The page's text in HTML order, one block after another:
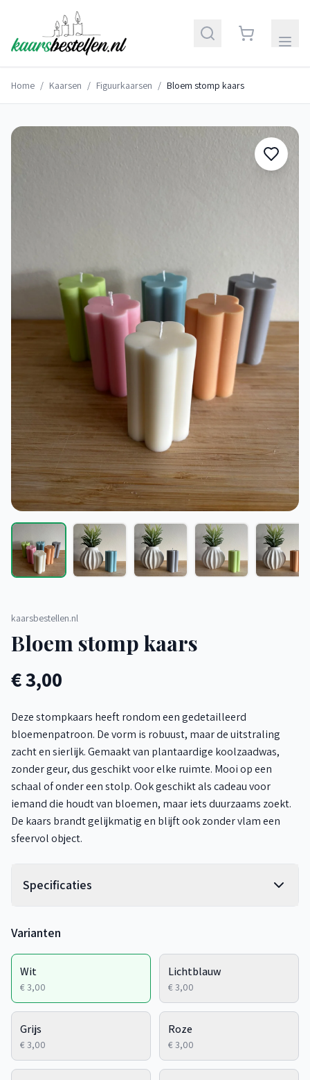
Home / Kaarsen / Figuurkaarsen / Bloem stomp kaars
kaarsbestellen.nl
Bloem stomp kaars
€ 3,00
Deze stompkaars heeft rondom een gedetailleerd
bloemenpatroon. De vorm is robuust, maar de uitstraling
zacht en sierlijk. Gemaakt van plantaardige koolzaadwas,
zonder geur, dus geschikt voor elke ruimte. Mooi op een
schaal of onder een stolp. Ook geschikt als cadeau voor
iemand die houdt van bloemen, maar iets duurzaams zoekt.
De kaars brandt gelijkmatig en blijft ook zonder vlam een
sfeervol object.
Specificaties
Varianten
Wit
€ 3,00
Lichtblauw
€ 3,00
Grijs
€ 3,00
Roze
€ 3,00